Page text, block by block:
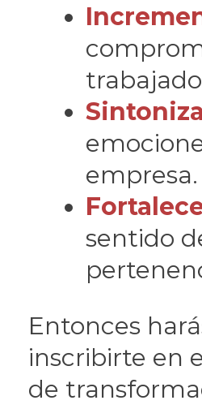
empresa.
sentido
Entonces
inscribirte en
de